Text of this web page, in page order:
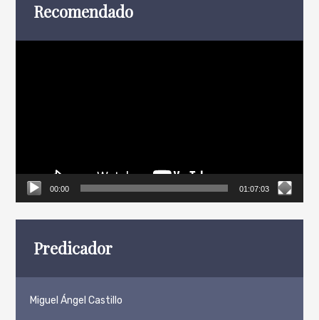
Recomendado
00:00 01:07:03
Predicador
Miguel Ángel Castillo